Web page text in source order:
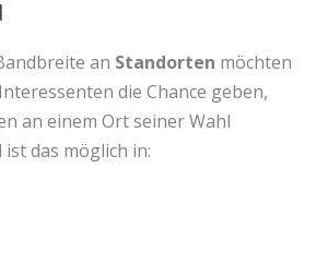
an Standorten möchten
die Chance geben,
an einem Ort seiner Wahl
das möglich in: